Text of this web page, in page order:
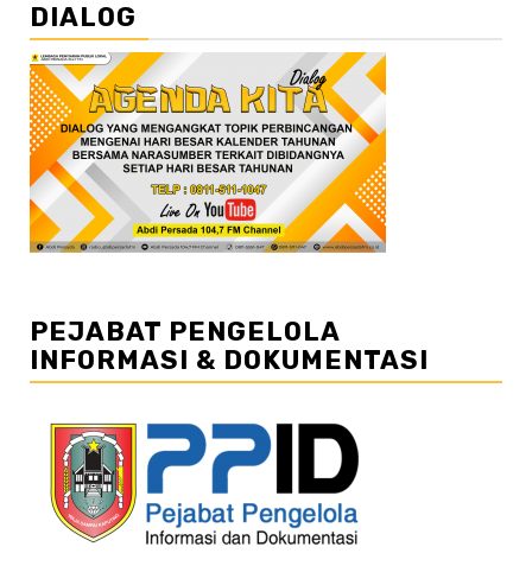
DIALOG
PEJABAT PENGELOLA
INFORMASI & DOKUMENTASI